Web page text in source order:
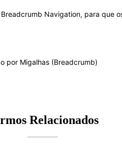
Navigation, para que
por Migalhas (Breadcrumb)
Relacionados